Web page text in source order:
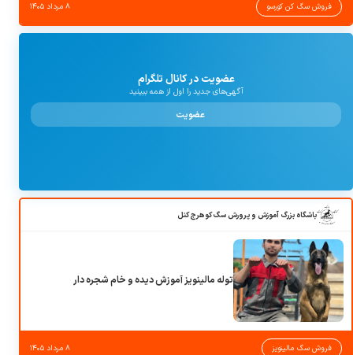
فروش سگ کن کورسو ۸ مرداد ۱۴۰۵
عضویت در کانال تلگرام
آگهی‌های جدید را اول از همه ببینید
عضویت
باشگاه بزرگ آموزش و پرورش سگ کوهرج کنل
توله مالینویز آموزش دیده و خام شجره دار
فروش سگ مالینویز ۸ مرداد ۱۴۰۵